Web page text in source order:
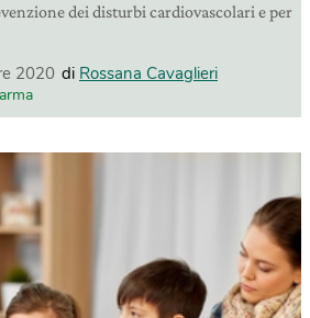
dei disturbi cardiovascolari e per
2020 di Rossana Cavaglieri